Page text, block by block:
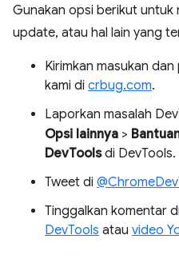
Gunakan opsi berikut untuk
update, atau hal lain yang
Kirimkan masukan
kami di crbug.com.
Laporkan masalah
Opsi lainnya >
DevToolsdi DevTools.
Tweet di
Tinggalkan komentar di
DevTools atau video